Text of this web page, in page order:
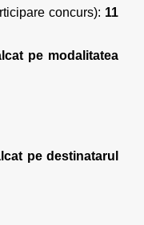
concurs): 11
pe modalitatea
pe destinatarul